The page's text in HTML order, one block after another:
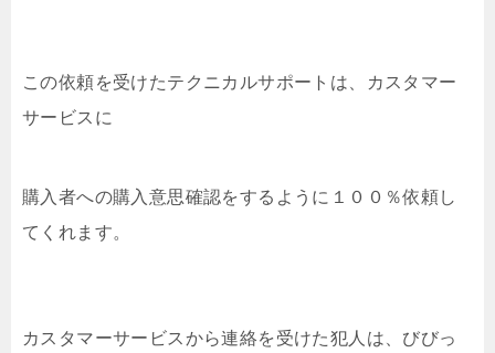
この依頼を受けたテクニカルサポートは、カスタマー
サービスに
購入者への購入意思確認をするように１００％依頼し
てくれます。
カスタマーサービスから連絡を受けた犯人は、びびっ